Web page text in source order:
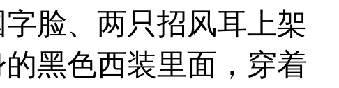
脸、两只招风耳上架
黑色西装里面，穿着